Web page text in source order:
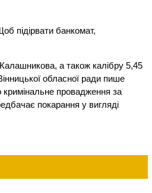
підірвати банкомат,
а також калібру 5,45
обласної ради пише
кримінальне провадження за
покарання у вигляді